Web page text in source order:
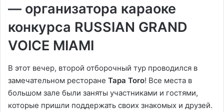
— организатора караоке
конкурса RUSSIAN GRAND
VOICE MIAMI
В этот вечер, второй отборочный тур проводился в
замечательном ресторане Tapa Toro! Все места в
большом зале были заняты участниками и гостями,
которые пришли поддержать своих знакомых и друзей.